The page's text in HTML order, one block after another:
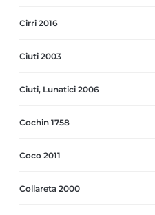
Cirri 2016
Ciuti 2003
Ciuti, Lunatici 2006
Cochin 1758
Coco 2011
Collareta 2000